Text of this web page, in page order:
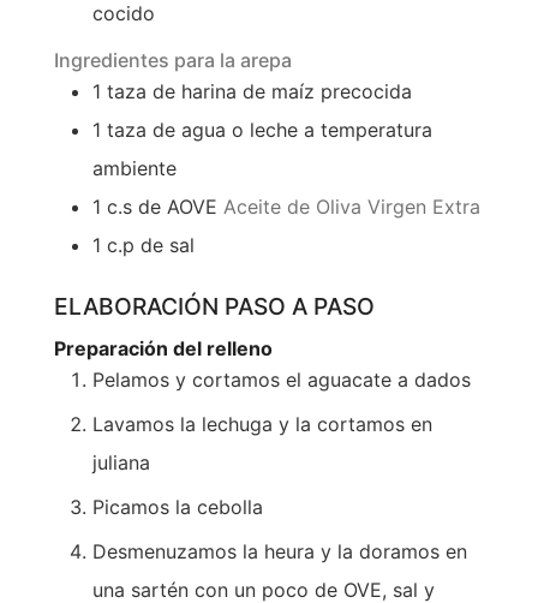
cocido
Ingredientes para la arepa
1 taza de harina de maíz precocida
1 taza de agua o leche a temperatura
ambiente
1 c.s de AOVE Aceite de Oliva Virgen Extra
1 c.p de sal
ELABORACIÓN PASO A PASO
Preparación del relleno
Pelamos y cortamos el aguacate a dados
Lavamos la lechuga y la cortamos en
juliana
Picamos la cebolla
Desmenuzamos la heura y la doramos en
una sartén con un poco de OVE, sal y